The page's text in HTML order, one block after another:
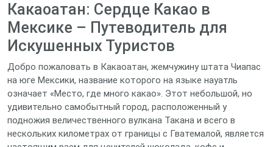
Какаоатан: Сердце Какао в
Мексике – Путеводитель для
Искушенных Туристов
Добро пожаловать в Какаоатан, жемчужину штата Чиапас
на юге Мексики, название которого на языке науатль
означает «Место, где много какао». Этот небольшой, но
удивительно самобытный город, расположенный у
подножия величественного вулкана Такана и всего в
нескольких километрах от границы с Гватемалой, является